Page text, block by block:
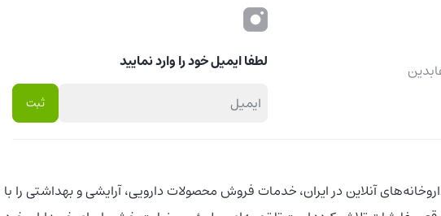
لطفا ایمیل خود را وارد نمایید
از پیشگامان داروخانه‌های آنلاین در ایران، خدمات فروش محصولات دارویی، آرایشی و بهداشتی را با